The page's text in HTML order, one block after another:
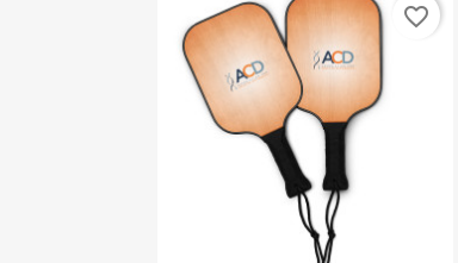
favorite_border